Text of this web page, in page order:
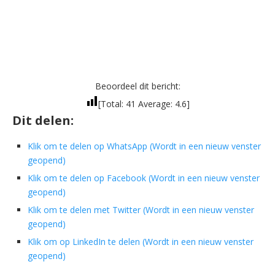
Beoordeel dit bericht:
[Total: 41 Average: 4.6]
Dit delen:
Klik om te delen op WhatsApp (Wordt in een nieuw venster
geopend)
Klik om te delen op Facebook (Wordt in een nieuw venster
geopend)
Klik om te delen met Twitter (Wordt in een nieuw venster
geopend)
Klik om op LinkedIn te delen (Wordt in een nieuw venster
geopend)